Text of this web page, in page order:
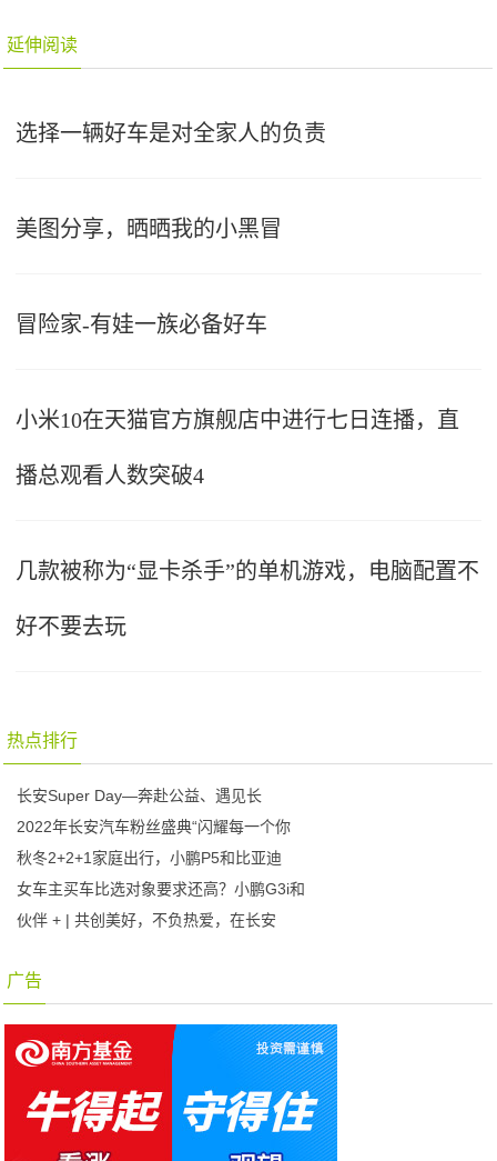
延伸阅读
选择一辆好车是对全家人的负责
美图分享，晒晒我的小黑冒
冒险家-有娃一族必备好车
小米10在天猫官方旗舰店中进行七日连播，直
播总观看人数突破4
几款被称为“显卡杀手”的单机游戏，电脑配置不
好不要去玩
热点排行
长安Super Day—奔赴公益、遇见长
2022年长安汽车粉丝盛典“闪耀每一个你
秋冬2+2+1家庭出行，小鹏P5和比亚迪
女车主买车比选对象要求还高？小鹏G3i和
伙伴 + | 共创美好，不负热爱，在长安
广告